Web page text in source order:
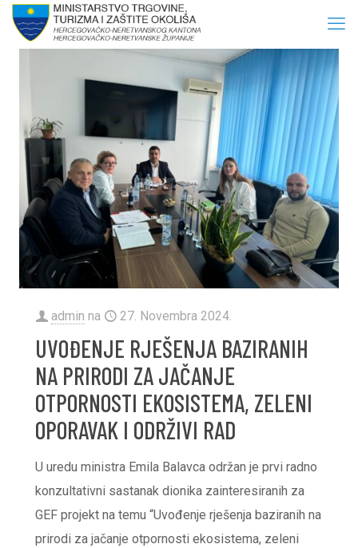
admin na 27. Novembra 2024.
UVOĐENJE RJEŠENJA BAZIRANIH
NA PRIRODI ZA JAČANJE
OTPORNOSTI EKOSISTEMA, ZELENI
OPORAVAK I ODRŽIVI RAD
U uredu ministra Emila Balavca održan je prvi radno
konzultativni sastanak dionika zainteresiranih za
GEF projekt na temu “Uvođenje rješenja baziranih na
prirodi za jačanje otpornosti ekosistema, zeleni